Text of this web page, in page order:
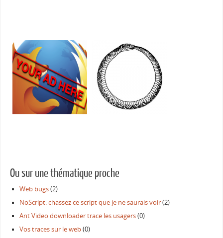
Ou sur une thématique proche
Web bugs(2)
NoScript: chassez ce script que je ne saurais voir(2)
Ant Video downloader trace les usagers(0)
Vos traces sur le web(0)